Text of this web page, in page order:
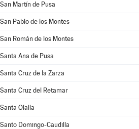
San Martín de Pusa
San Pablo de los Montes
San Román de los Montes
Santa Ana de Pusa
Santa Cruz de la Zarza
Santa Cruz del Retamar
Santa Olalla
Santo Domingo-Caudilla